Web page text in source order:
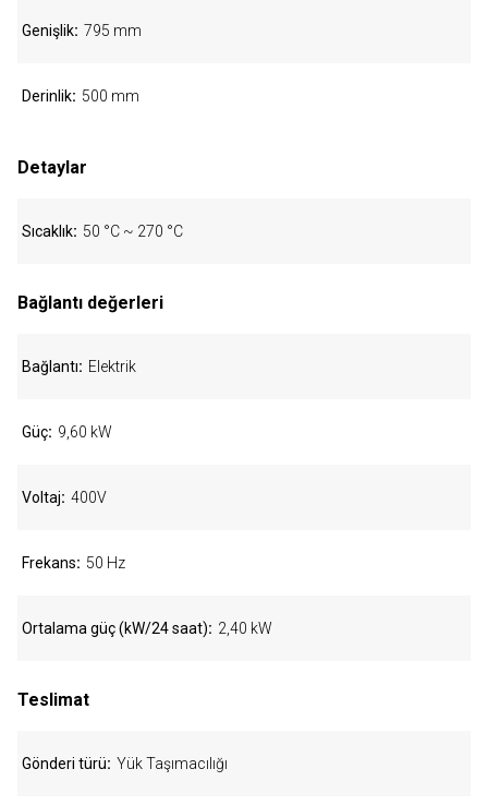
Genişlik 795 mm
Derinlik 500 mm
Detaylar
Sıcaklık 50 °C ~ 270 °C
Bağlantı değerleri
Bağlantı Elektrik
Güç 9,60 kW
Voltaj 400V
Frekans 50 Hz
Ortalama güç (kW/24 saat) 2,40 kW
Teslimat
Gönderi türü Yük Taşımacılığı